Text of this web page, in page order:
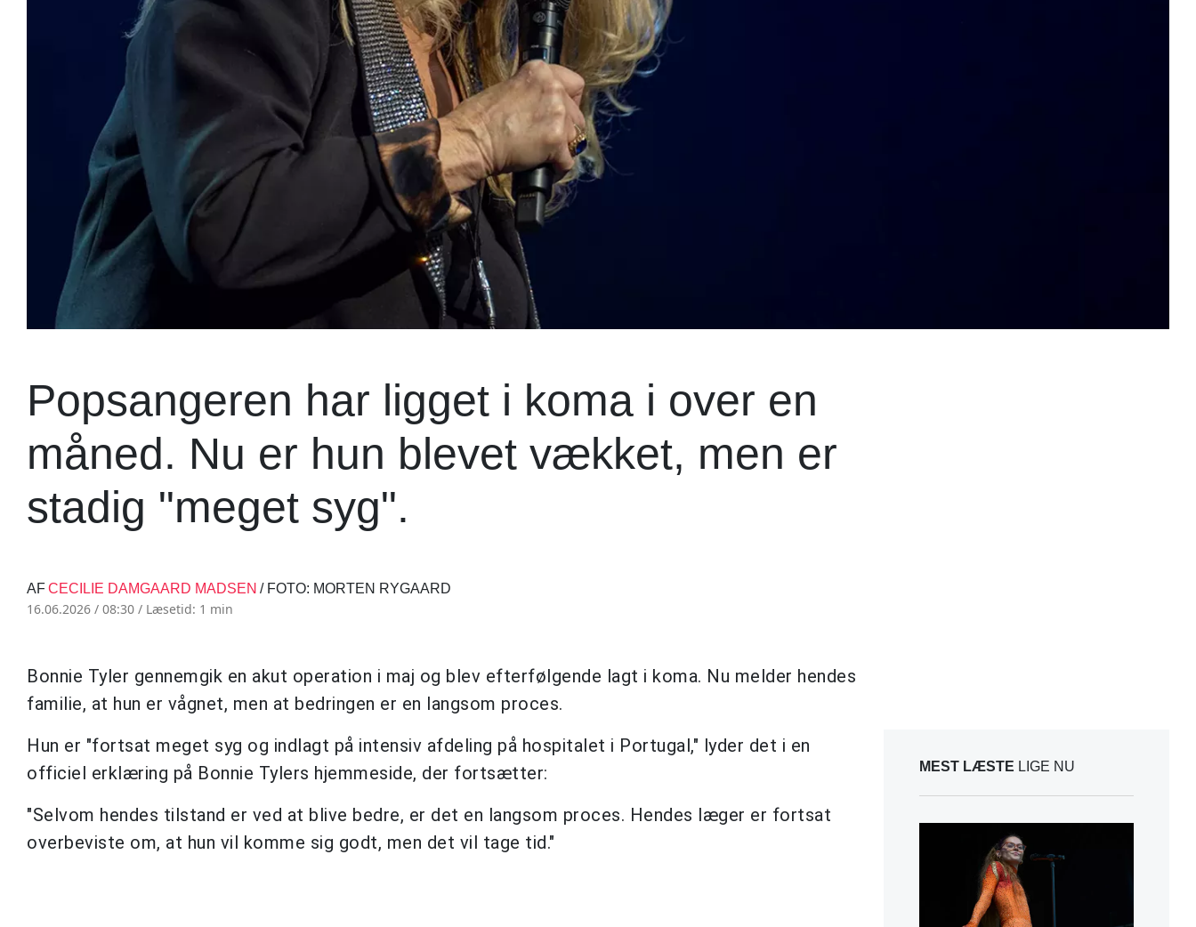
Popsangeren har ligget i koma i over en
måned. Nu er hun blevet vækket, men er
stadig "meget syg".
AFCECILIE DAMGAARD MADSEN / FOTO: MORTEN RYGAARD
16.06.2026 / 08:30 / Læsetid: 1 min
Bonnie Tyler gennemgik en akut operation i maj og blev efterfølgende lagt i koma. Nu melder hendes
familie, at hun er vågnet, men at bedringen er en langsom proces.
Hun er "fortsat meget syg og indlagt på intensiv afdeling på hospitalet i Portugal," lyder det i en
officiel erklæring på Bonnie Tylers hjemmeside, der fortsætter:
"Selvom hendes tilstand er ved at blive bedre, er det en langsom proces. Hendes læger er fortsat
overbeviste om, at hun vil komme sig godt, men det vil tage tid."
MEST LÆSTE LIGE NU